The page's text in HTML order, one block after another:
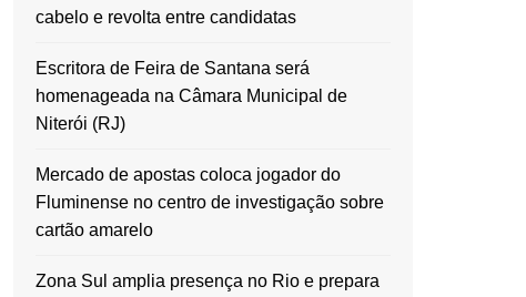
cabelo e revolta entre candidatas
Escritora de Feira de Santana será
homenageada na Câmara Municipal de
Niterói (RJ)
Mercado de apostas coloca jogador do
Fluminense no centro de investigação sobre
cartão amarelo
Zona Sul amplia presença no Rio e prepara